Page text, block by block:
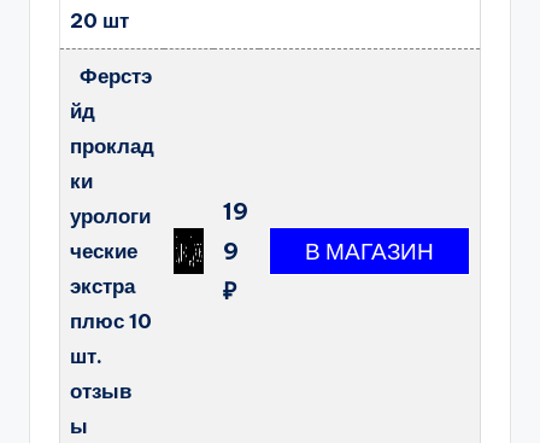
20 шт
Ферстэ
йд
проклад
ки
урологи
ческие
экстра
плюс 10
шт.
отзыв
ы
19
9
₽